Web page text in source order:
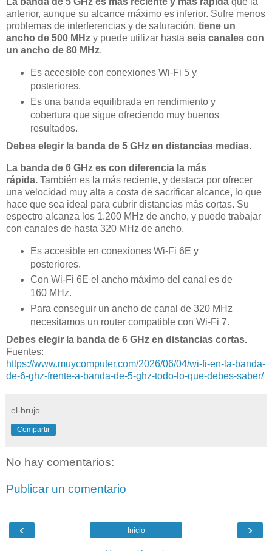
anterior, aunque su alcance máximo es inferior. Sufre menos
problemas de interferencias y de saturación, tiene un
ancho de 500 MHz y puede utilizar hasta seis canales con
un ancho de 80 MHz.
Es accesible con conexiones Wi-Fi 5 y
posteriores.
Es una banda equilibrada en rendimiento y
cobertura que sigue ofreciendo muy buenos
resultados.
Debes elegir la banda de 5 GHz en distancias medias.
La banda de 6 GHz es con diferencia la más
rápida. También es la más reciente, y destaca por ofrecer
una velocidad muy alta a costa de sacrificar alcance, lo que
hace que sea ideal para cubrir distancias más cortas. Su
espectro alcanza los 1.200 MHz de ancho, y puede trabajar
con canales de hasta 320 MHz de ancho.
Es accesible en conexiones Wi-Fi 6E y
posteriores.
Con Wi-Fi 6E el ancho máximo del canal es de
160 MHz.
Para conseguir un ancho de canal de 320 MHz
necesitamos un router compatible con Wi-Fi 7.
Debes elegir la banda de 6 GHz en distancias cortas.
Fuentes:
https://www.muycomputer.com/2026/06/04/wi-fi-en-la-banda-
de-6-ghz-frente-a-banda-de-5-ghz-todo-lo-que-debes-saber/
el-brujo
Compartir
No hay comentarios:
Publicar un comentario
‹ ›
Inicio